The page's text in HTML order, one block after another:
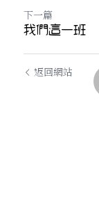
下一篇
我們這一班
返回網站